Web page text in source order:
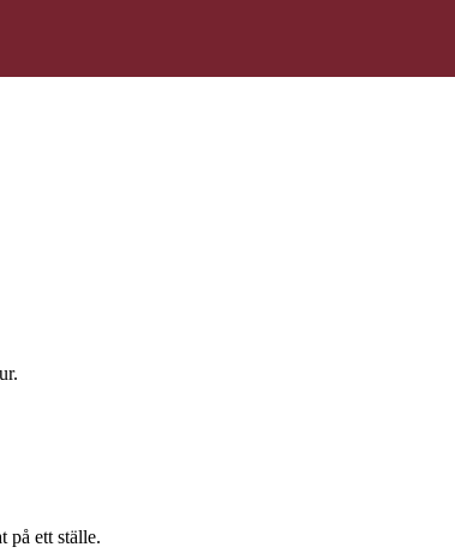
på ett ställe.